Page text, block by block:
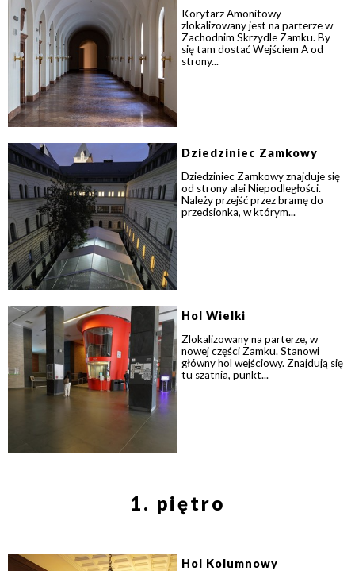
Korytarz Amonitowy
zlokalizowany jest na parterze w
Zachodnim Skrzydle Zamku. By
się tam dostać Wejściem A od
strony...
Dziedziniec Zamkowy
Dziedziniec Zamkowy znajduje się
od strony alei Niepodległości.
Należy przejść przez bramę do
przedsionka, w którym...
Hol Wielki
Zlokalizowany na parterze, w
nowej części Zamku. Stanowi
główny hol wejściowy. Znajdują się
tu szatnia, punkt...
1. piętro
Hol Kolumnowy